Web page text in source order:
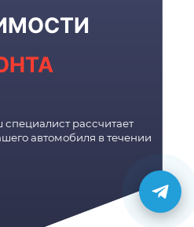
специалист рассчитает
автомобиля в течении